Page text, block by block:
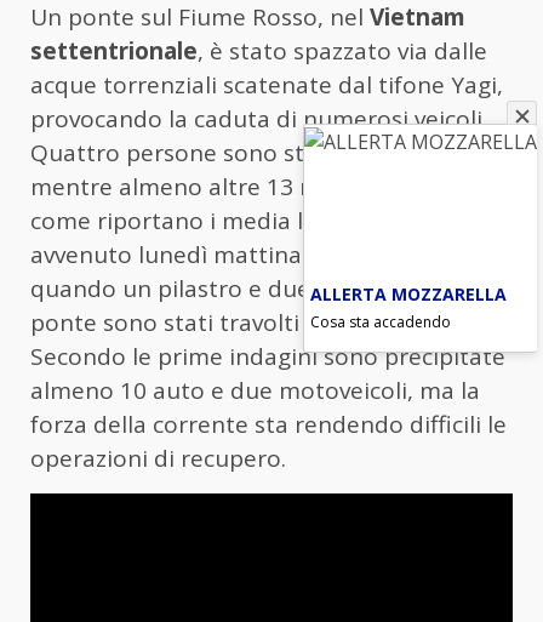
Un ponte sul Fiume Rosso, nel Vietnam
settentrionale, è stato spazzato via dalle
acque torrenziali scatenate dal tifone Yagi,
provocando la caduta di numerosi veicoli.
Quattro persone sono state tratte in salvo,
mentre almeno altre 13 risultano disperse,
come riportano i media locali. Il crollo è
avvenuto lunedì mattina intorno alle dieci,
quando un pilastro e due campate del
ponte sono stati travolti dalle acque.
Secondo le prime indagini sono precipitate
almeno 10 auto e due motoveicoli, ma la
forza della corrente sta rendendo difficili le
operazioni di recupero.
ALLERTA MOZZARELLA
Cosa sta accadendo